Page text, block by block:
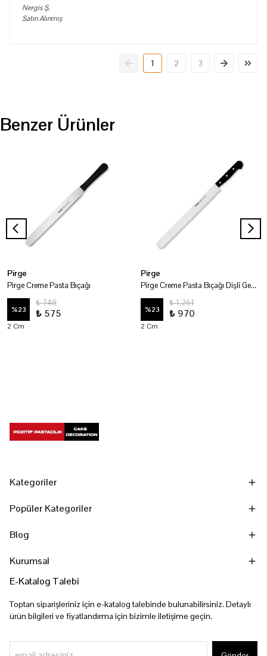
Nergis Ş.
Satın Alınmış
1 2 3
Benzer Ürünler
Pirge
Pirge Creme Pasta Bıçağı
%23
₺ 748
₺ 575
2 Cm
Pirge
Pirge Creme Pasta Bıçağı Dişli Geniş
%23
₺ 1,261
₺ 970
2 Cm
Kategoriler
Popüler Kategoriler
Blog
Kurumsal
E-Katalog Talebi
Toptan siparişleriniz için e-katalog talebinde bulunabilirsiniz. Detaylı
ürün bilgileri ve fiyatlandırma için bizimle iletişime geçin.